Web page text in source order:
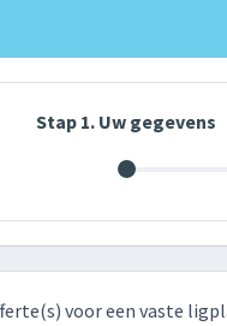
Stap 1. Uw gegevens
voor een vaste